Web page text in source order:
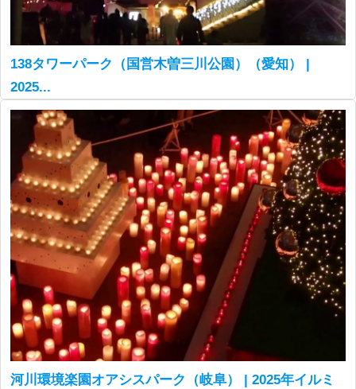
138タワーパーク（国営木曽三川公園）（愛知） |
2025...
河川環境楽園オアシスパーク（岐阜） | 2025年イルミ